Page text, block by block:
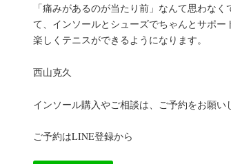
「痛みがあるのが当たり前」なんて思わな
て、インソールとシューズでちゃんとサポー
楽しくテニスができるようになります。
西山克久
インソール購入やご相談は、ご予約をお願い
ご予約はLINE登録から